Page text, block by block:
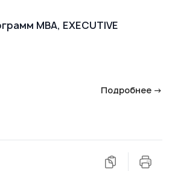
MBA, EXECUTIVE
Подробнее →